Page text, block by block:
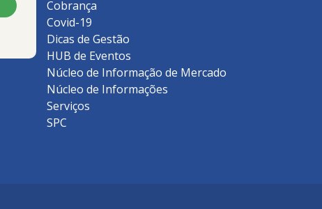
Cobrança
Covid-19
Dicas de Gestão
HUB de Eventos
Núcleo de Informação de Mercado
Núcleo de Informações
Serviços
SPC